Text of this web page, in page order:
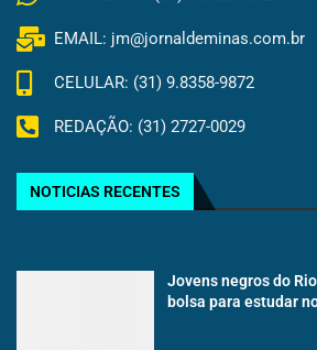
EMAIL: jm@jornaldeminas.com.br
CELULAR: (31) 9.8358-9872
REDAÇÃO: (31) 2727-0029
NOTICIAS RECENTES
Jovens negros do
bolsa para estudar